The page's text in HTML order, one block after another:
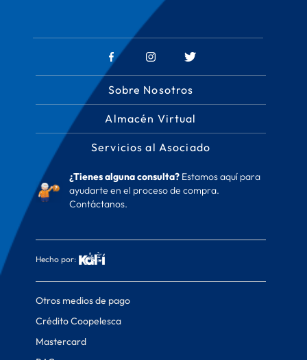
Sobre Nosotros
Almacén Virtual
Servicios al Asociado
¿Tienes alguna consulta?Estamos aquí para
ayudarte en el proceso de compra.
Contáctanos.
Hecho por:
Otros medios de pago
Crédito Coopelesca
Mastercard